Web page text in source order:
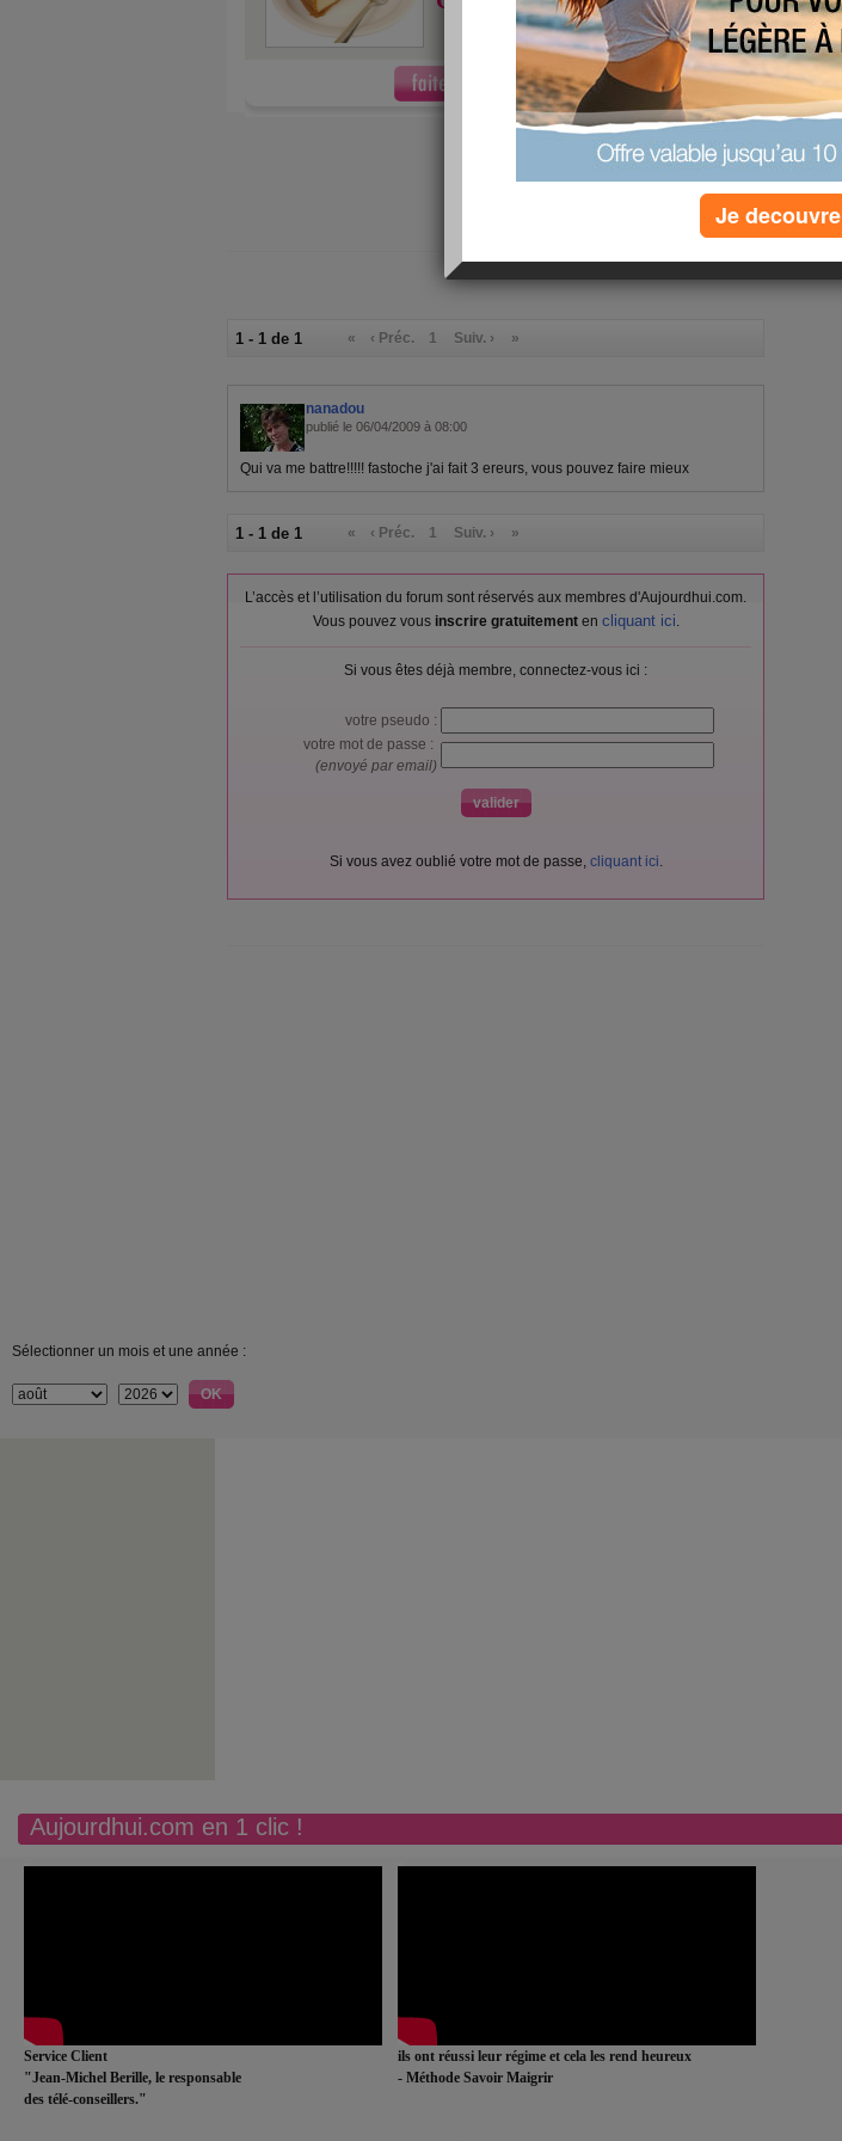
»plus de quizz
(1) commentaires
1 - 1 de 1 « ‹ Préc. 1 Suiv. › »
nanadou
publié le 06/04/2009 à 08:00
Qui va me battre!!!!! fastoche j'ai fait 3 ereurs, vous pouvez faire mieux
1 - 1 de 1 « ‹ Préc. 1 Suiv. › »
L’accès et l’utilisation du forum sont réservés aux membres d'Aujourdhui.com.
Vous pouvez vous inscrire gratuitementen cliquant ici.
Si vous êtes déjà membre, connectez-vous ici :
votre pseudo :
votre mot de passe :
(envoyé par email)
Si vous avez oublié votre mot de passe, cliquant ici.
Sélectionner un mois et une année :
Aujourdhui.com en 1 clic !
Service Client
"Jean-Michel Berille, le responsable
des télé-conseillers."
ils ont réussi leur régime et cela les rend heureux
- Méthode Savoir Maigrir
Je decouvre